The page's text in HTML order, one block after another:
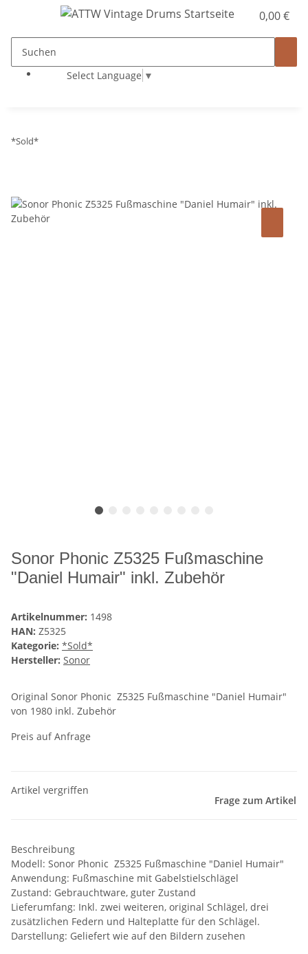
0,00 €
Select Language ▼
*Sold*
Sonor Phonic Z5325 Fußmaschine
"Daniel Humair" inkl. Zubehör
Artikelnummer: 1498
HAN: Z5325
Kategorie: *Sold*
Hersteller: Sonor
Original Sonor Phonic Z5325 Fußmaschine "Daniel Humair"
von 1980 inkl. Zubehör
Preis auf Anfrage
Artikel vergriffen
Frage zum Artikel
Beschreibung
Modell: Sonor Phonic Z5325 Fußmaschine "Daniel Humair"
Anwendung: Fußmaschine mit Gabelstielschlägel
Zustand: Gebrauchtware, guter Zustand
Lieferumfang: Inkl. zwei weiteren, original Schlägel, drei
zusätzlichen Federn und Halteplatte für den Schlägel.
Darstellung: Geliefert wie auf den Bildern zusehen